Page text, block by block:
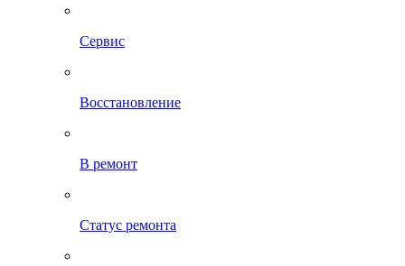
Сервис
Восстановление
В ремонт
Статус ремонта